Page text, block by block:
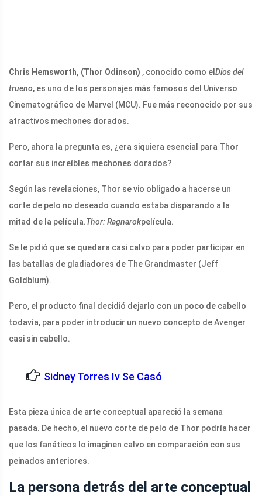
Chris Hemsworth, (Thor Odinson) , conocido como el Dios del
trueno, es uno de los personajes más famosos del Universo
Cinematográfico de Marvel (MCU). Fue más reconocido por sus
atractivos mechones dorados.
Pero, ahora la pregunta es, ¿era siquiera esencial para Thor
cortar sus increíbles mechones dorados?
Según las revelaciones, Thor se vio obligado a hacerse un
corte de pelo no deseado cuando estaba disparando a la
mitad de la película.Thor: Ragnarokpelícula.
Se le pidió que se quedara casi calvo para poder participar en
las batallas de gladiadores de The Grandmaster (Jeff
Goldblum).
Pero, el producto final decidió dejarlo con un poco de cabello
todavía, para poder introducir un nuevo concepto de Avenger
casi sin cabello.
Sidney Torres Iv Se Casó
Esta pieza única de arte conceptual apareció la semana
pasada. De hecho, el nuevo corte de pelo de Thor podría hacer
que los fanáticos lo imaginen calvo en comparación con sus
peinados anteriores.
La persona detrás del arte conceptual